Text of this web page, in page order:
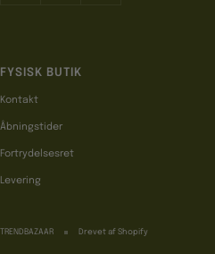
FYSISK BUTIK
Kontakt
Åbningstider
Fortrydelsesret
Levering
TRENDBAZAAR Drevet af Shopify